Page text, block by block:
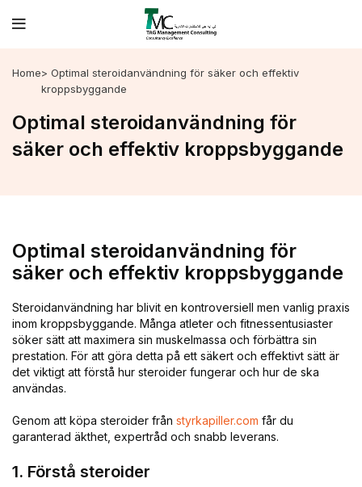
Home> Optimal steroidanvändning för säker och effektiv
kroppsbyggande
Optimal steroidanvändning för
säker och effektiv kroppsbyggande
Optimal steroidanvändning för
säker och effektiv kroppsbyggande
Steroidanvändning har blivit en kontroversiell men vanlig praxis
inom kroppsbyggande. Många atleter och fitnessentusiaster
söker sätt att maximera sin muskelmassa och förbättra sin
prestation. För att göra detta på ett säkert och effektivt sätt är
det viktigt att förstå hur steroider fungerar och hur de ska
användas.
Genom att köpa steroider från styrkapiller.com får du
garanterad äkthet, expertråd och snabb leverans.
1. Förstå steroider